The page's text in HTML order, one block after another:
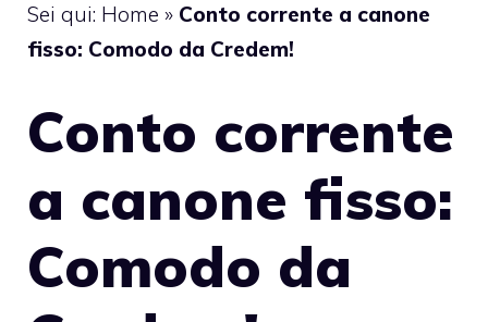
Sei qui: Home » Conto corrente a canone
fisso: Comodo da Credem!
Conto corrente
a canone fisso:
Comodo da